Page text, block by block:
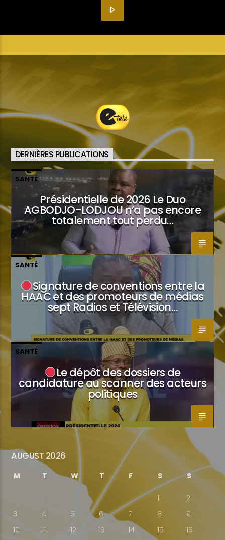
DERNIÈRES PUBLICATIONS
SANTÉ
Présidentielle de 2026 Le Duo
AGBODJO-LODJOU n’a pas encore
totalement tout perdu…
SANTÉ
Signature de conventions entre la
HAAC et des promoteurs de médias
sept Radios et Télévision…
SANTÉ
Le dépôt des dossiers de
candidature au scanner des acteurs
politiques
AUGUST 2026
M T W T F S S
1
2
3
4 5 6 7 8
9
10
11 12 13 14 15
16